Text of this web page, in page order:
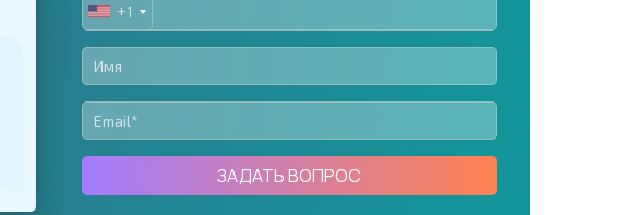
Подписаться на рассылку | Нажимая кнопку, вы разрешаете
использование своих данных.
Отправить сообщение
UNITED
STATES
+1
+1
ЗАДАТЬ ВОПРОС